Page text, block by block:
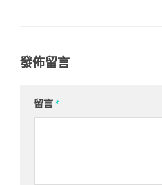
發佈留言
留言*